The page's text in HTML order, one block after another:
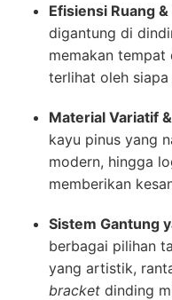
Efisiensi Ruang
digantung di
memakan tempat
terlihat oleh siapa
Material Variatif
kayu pinus yang
modern, hingga
memberikan
Sistem Gantung
berbagai pilihan
yang artistik,
bracket dinding